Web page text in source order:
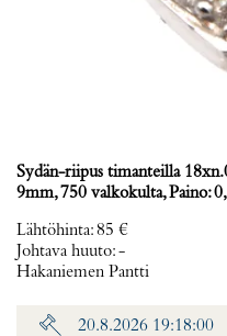
Sydän-riipus timanteilla
9mm, 750 valkokulta, Paino:
Lähtöhinta:85 €
Johtava huuto:-
Hakaniemen Pantti
20.8.2026 19:18:00